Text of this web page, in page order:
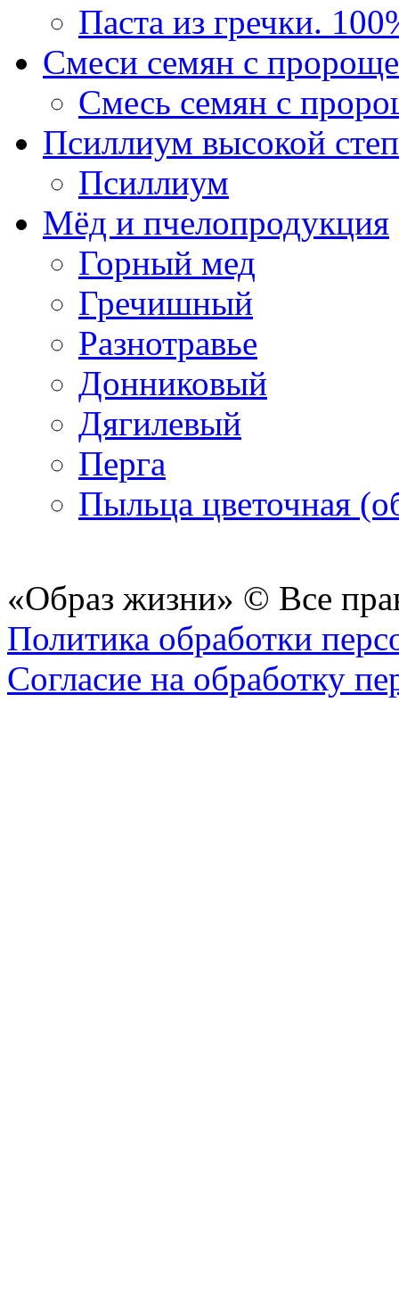
Паста из гречки.
Смеси семян с
Смесь семян с
Псиллиум высокой
Псиллиум
Мёд и пчелопродукция
Горный мед
Гречишный
Разнотравье
Донниковый
Дягилевый
Перга
Пыльца цветочная
«Образ жизни» © Все
Политика обработки
Согласие на обработку